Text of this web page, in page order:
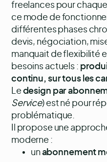
freelances pour
ce mode de
différentes phases
devis, négociation,
manquait de flexibilité
besoins actuels :
continu, sur tous les
Le design par
Service) est né pour
problématique.
Il propose une
moderne :
unabonnement